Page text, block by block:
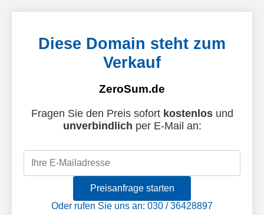
Diese Domain steht zum
Verkauf
ZeroSum.de
Fragen Sie den Preis sofort kostenlosund
unverbindlich per E-Mail an:
Preisanfrage starten
Oder rufen Sie uns an: 030 / 36428897